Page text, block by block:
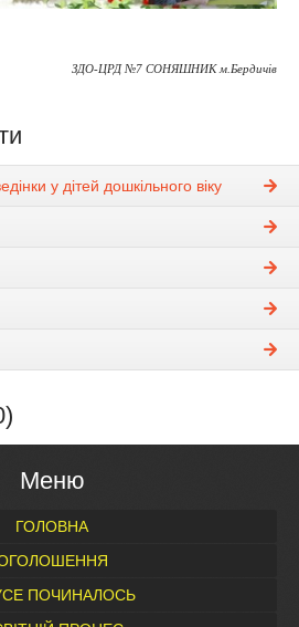
ЗДО-ЦРД №7 СОНЯШНИК м.Бердичів
у дітей дошкільного віку
Меню
ГОЛОВНА
ПОЧИНАЛОСЬ